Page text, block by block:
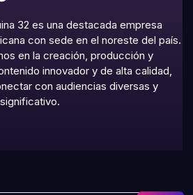
32 es una destacada empresa
con sede en el noreste del país.
en la creación, producción y
innovador y de alta calidad,
con audiencias diversas y